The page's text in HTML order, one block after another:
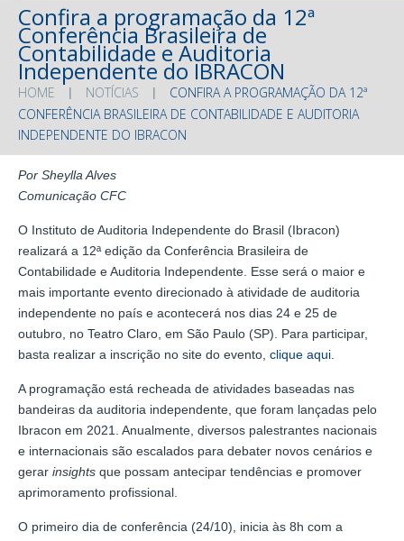
Confira a programação da 12ª
Conferência Brasileira de
Contabilidade e Auditoria
Independente do IBRACON
HOME NOTÍCIAS
CONFIRA A PROGRAMAÇÃO DA 12ª
CONFERÊNCIA BRASILEIRA DE CONTABILIDADE E AUDITORIA
INDEPENDENTE DO IBRACON
Por Sheylla Alves
Comunicação CFC
O Instituto de Auditoria Independente do Brasil (Ibracon)
realizará a 12ª edição da Conferência Brasileira de
Contabilidade e Auditoria Independente. Esse será o maior e
mais importante evento direcionado à atividade de auditoria
independente no país e acontecerá nos dias 24 e 25 de
outubro, no Teatro Claro, em São Paulo (SP). Para participar,
basta realizar a inscrição no site do evento, clique aqui
A programação está recheada de atividades baseadas nas
bandeiras da auditoria independente, que foram lançadas pelo
Ibracon em 2021. Anualmente, diversos palestrantes nacionais
e internacionais são escalados para debater novos cenários e
gerar insights que possam antecipar tendências e promover
aprimoramento profissional.
O primeiro dia de conferência (24/10), inicia às 8h com a